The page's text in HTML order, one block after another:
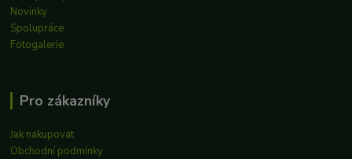
Novinky
Spolupráce
Fotogalerie
Pro zákazníky
Jak nakupovat
Obchodní podmínky